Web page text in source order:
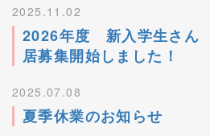
2025.11.02
2026年度 新入学生さ
居募集開始しました！
2025.07.08
夏季休業のお知らせ